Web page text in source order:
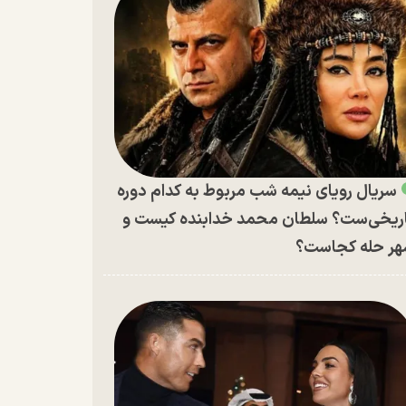
سریال رویای نیمه شب مربوط به کدام دوره
سلطان محمد خدابنده کیست و
حله کجاست؟